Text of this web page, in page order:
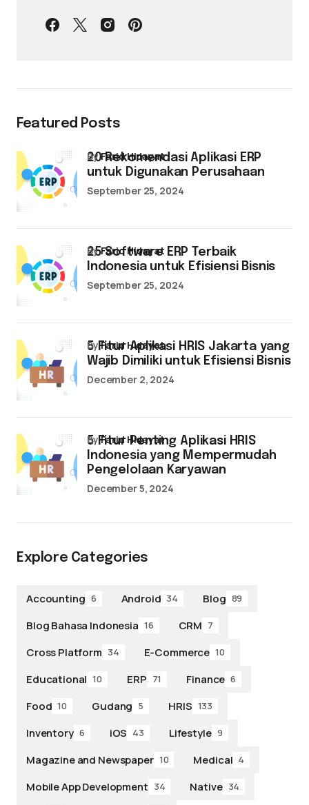
Featured Posts
20 Rekomendasi Aplikasi ERP
untuk Digunakan Perusahaan
byFarid Hidayat
September 25, 2024
25 Software ERP Terbaik
Indonesia untuk Efisiensi Bisnis
byFarid Hidayat
September 25, 2024
5 Fitur Aplikasi HRIS Jakarta yang
Wajib Dimiliki untuk Efisiensi Bisnis
byFarid Hidayat
December 2, 2024
5 Fitur Penting Aplikasi HRIS
Indonesia yang Mempermudah
Pengelolaan Karyawan
byFarid Hidayat
December 5, 2024
Explore Categories
Accounting 6 Android 34 Blog 89
Blog Bahasa Indonesia 16 CRM 7
Cross Platform 34 E-Commerce 10
Educational 10 ERP 71 Finance 6
Food 10 Gudang 5 HRIS 133
Inventory 6 iOS 43 Lifestyle 9
Magazine and Newspaper 10 Medical 4
Mobile App Development 34 Native 34